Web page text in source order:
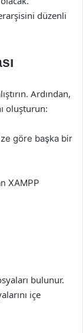
düzenli
Ardından,
oluşturun:
göre başka bir
XAMPP
bulunur.
içe